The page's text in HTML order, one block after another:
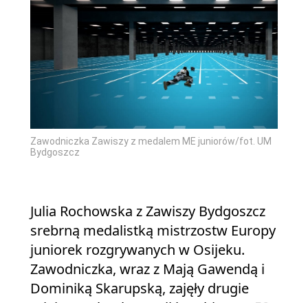
Zawodniczka Zawiszy z medalem ME juniorów/fot. UM
Bydgoszcz
Julia Rochowska z Zawiszy Bydgoszcz
srebrną medalistką mistrzostw Europy
juniorek rozgrywanych w Osijeku.
Zawodniczka, wraz z Mają Gawendą i
Dominiką Skarupską, zajęły drugie